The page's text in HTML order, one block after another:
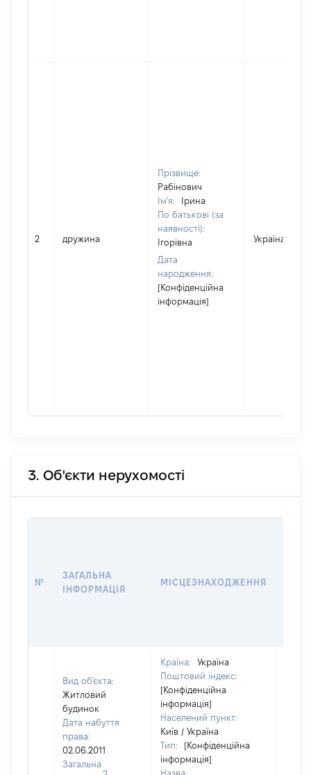
2 дружина
Прізвище:
Рабінович
Ім'я:
Ірина
По батькові (за
наявності):
Ігорівна
Дата
народження:
[Конфіденційна
інформація]
Україна
3. Об'єкти нерухомості
№
ЗАГАЛЬНА
ІНФОРМАЦІЯ
МІСЦЕЗНАХОДЖЕННЯ
Вид об'єкта:
Житловий
будинок
Дата набуття
права:
02.06.2011
Загальна
Країна:
Україна
Поштовий індекс:
[Конфіденційна
інформація]
Населений пункт:
Київ / Україна
Тип:
[Конфіденційна
інформація]
Назва: